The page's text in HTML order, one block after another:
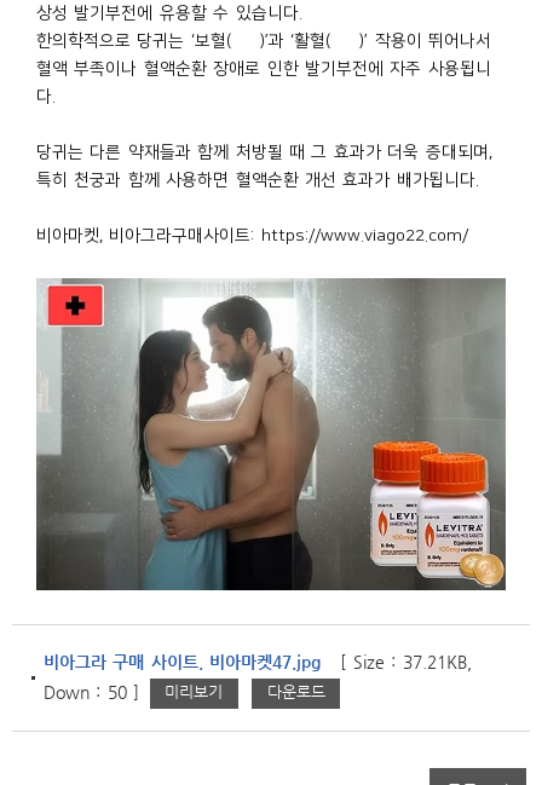
상성 발기부전에 유용할 수 있습니다.
한의학적으로 당귀는 ‘보혈(補血)’과 ‘활혈(活血)’ 작용이 뛰어나서
혈액 부족이나 혈액순환 장애로 인한 발기부전에 자주 사용됩니
다.
당귀는 다른 약재들과 함께 처방될 때 그 효과가 더욱 증대되며,
특히 천궁과 함께 사용하면 혈액순환 개선 효과가 배가됩니다.
비아마켓, 비아그라구매사이트: https://www.viago22.com/
비아그라 구매 사이트. 비아마켓47.jpg [ Size : 37.21KB,
Down : 50 ]
미리보기 다운로드